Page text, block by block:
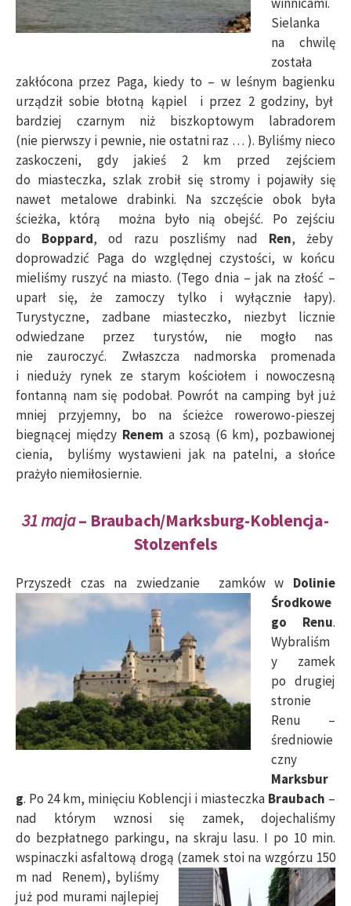
Sielanka
na chwilę
została
zakłócona przez Paga, kiedy to – w leśnym bagienku
urządził sobie błotną kąpiel i przez 2 godziny, był
bardziej czarnym niż biszkoptowym labradorem
(nie pierwszy i pewnie, nie ostatni raz … ). Byliśmy nieco
zaskoczeni, gdy jakieś 2 km przed zejściem
do miasteczka, szlak zrobił się stromy i pojawiły się
nawet metalowe drabinki. Na szczęście obok była
ścieżka, którą można było nią obejść. Po zejściu
do Boppard, od razu poszliśmy nad Ren, żeby
doprowadzić Paga do względnej czystości, w końcu
mieliśmy ruszyć na miasto. (Tego dnia – jak na złość –
uparł się, że zamoczy tylko i wyłącznie łapy).
Turystyczne, zadbane miasteczko, niezbyt licznie
odwiedzane przez turystów, nie mogło nas
nie zauroczyć. Zwłaszcza nadmorska promenada
i nieduży rynek ze starym kościołem i nowoczesną
fontanną nam się podobał. Powrót na camping był już
mniej przyjemny, bo na ścieżce rowerowo-pieszej
biegnącej między Renem a szosą (6 km), pozbawionej
cienia, byliśmy wystawieni jak na patelni, a słońce
prażyło niemiłosiernie.
31 maja– Braubach/Marksburg-Koblencja-
Stolzenfels
Przyszedł czas na zwiedzanie zamków w Dolinie
Środkowe
go Renu.
Wybraliśm
y zamek
po drugiej
stronie
Renu –
średniowie
czny
Marksbur
g. Po 24 km, minięciu Koblencji i miasteczka Braubach –
nad którym wznosi się zamek, dojechaliśmy
do bezpłatnego parkingu, na skraju lasu. I po 10 min.
wspinaczki asfaltową drogą (zamek stoi na wzgórzu 150
m nad Renem), byliśmy
już pod murami najlepiej